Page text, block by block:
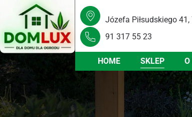
Józefa Piłsudskiego
91 317 55 23
HOME SKLEP